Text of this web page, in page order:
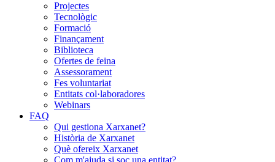
Projectes
Tecnològic
Formació
Finançament
Biblioteca
Ofertes de feina
Assessorament
Fes voluntariat
Entitats col·laboradores
Webinars
FAQ
Qui gestiona Xarxanet?
Història de Xarxanet
Què ofereix Xarxanet